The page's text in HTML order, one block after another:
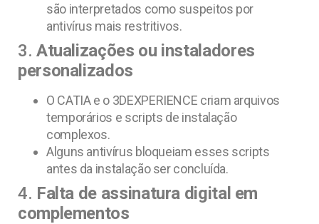
são interpretados como suspeitos por
antivírus mais restritivos.
3. Atualizações ou instaladores
personalizados
O CATIA e o 3DEXPERIENCE criam arquivos
temporários e scripts de instalação
complexos.
Alguns antivírus bloqueiam esses scripts
antes da instalação ser concluída.
4. Falta de assinatura digital em
complementos